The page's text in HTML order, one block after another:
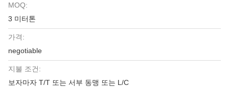
MOQ:
3 미터톤
가격:
negotiable
지불 조건:
보자마자 T/T 또는 서부 동맹 또는 L/C